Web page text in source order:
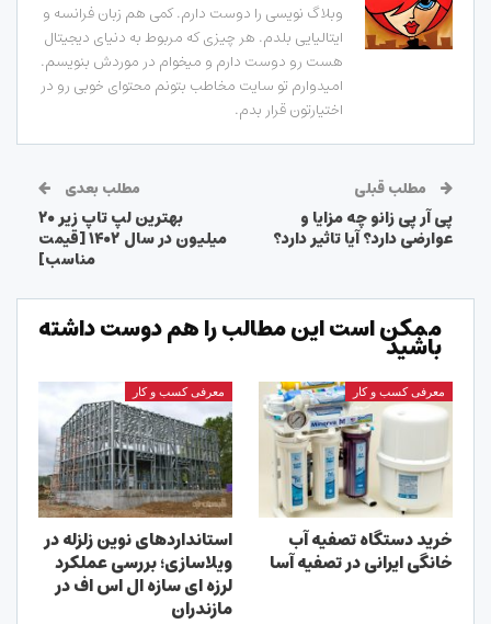
وبلاگ نویسی را دوست دارم. کمی هم زبان فرانسه و
ایتالیایی بلدم. هر چیزی که مربوط به دنیای دیجیتال
هست رو دوست دارم و میخوام در موردش بنویسم.
امیدوارم تو سایت مخاطب بتونم محتوای خوبی رو در
اختیارتون قرار بدم.
مطلب قبلی
پی آر پی زانو چه مزایا و
عوارضی دارد؟ آیا تاثیر دارد؟
مطلب بعدی
بهترین لپ تاپ زیر ۲۰
میلیون در سال ۱۴۰۲ [قیمت
مناسب]
ممکن است این مطالب را هم دوست داشته
باشید
معرفی کسب و کار
خرید دستگاه تصفیه آب
خانگی ایرانی در تصفیه آسا
معرفی کسب و کار
استانداردهای نوین زلزله در
ویلاسازی؛ بررسی عملکرد
لرزه ای سازه ال اس اف در
مازندران